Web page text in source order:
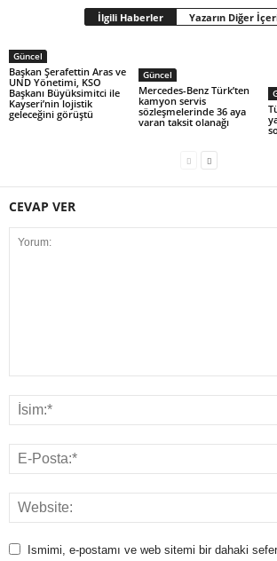
İlgili Haberler Yazarın Diğer
Güncel
Başkan Şerafettin Aras ve
UND Yönetimi, KSO
Başkanı Büyüksimitci ile
Kayseri’nin lojistik
geleceğini görüştü
Güncel
Mercedes-Benz Türk’ten
kamyon servis
sözleşmelerinde 36 aya
varan taksit olanağı
CEVAP VER
Ismimi, e-postamı ve web sitemi bir dahaki